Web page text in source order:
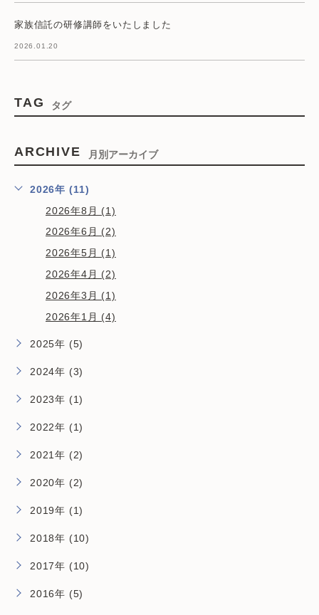
家族信託の研修講師をいたしました
2026.01.20
TAG タグ
ARCHIVE 月別アーカイブ
2026年 (11)
2026年8月 (1)
2026年6月 (2)
2026年5月 (1)
2026年4月 (2)
2026年3月 (1)
2026年1月 (4)
2025年 (5)
2024年 (3)
2023年 (1)
2022年 (1)
2021年 (2)
2020年 (2)
2019年 (1)
2018年 (10)
2017年 (10)
2016年 (5)